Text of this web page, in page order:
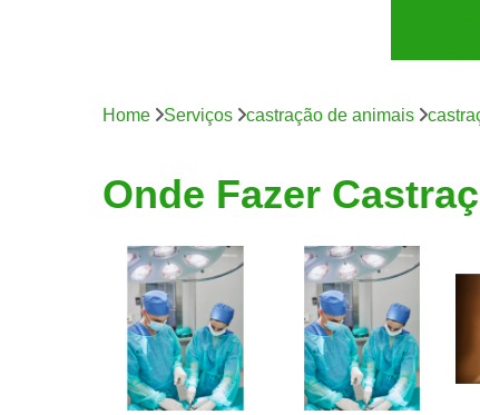
para
tártaro
Home Serviços castração de animais
Onde Fazer